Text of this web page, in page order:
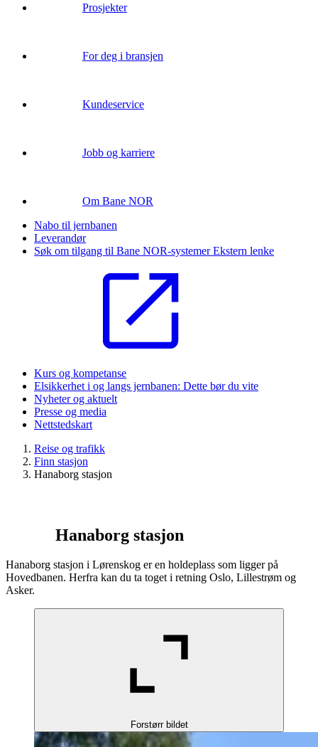
Prosjekter
For deg i bransjen
Kundeservice
Jobb og karriere
Om Bane NOR
Nabo til jernbanen
Leverandør
Søk om tilgang til Bane NOR-systemerEkstern lenke
Kurs og kompetanse
Elsikkerhet i og langs jernbanen: Dette bør du vite
Nyheter og aktuelt
Presse og media
Nettstedskart
Reise og trafikk
Finn stasjon
Hanaborg stasjon
Hanaborg stasjon
Hanaborg stasjon i Lørenskog er en holdeplass som ligger på
Hovedbanen. Herfra kan du ta toget i retning Oslo, Lillestrøm og
Asker.
Forstørr bildet